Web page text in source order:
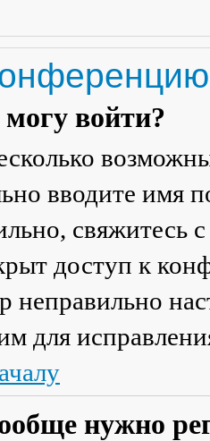
войти?
вводите имя
свяжитесь
доступ к
неправильно
для
нужно